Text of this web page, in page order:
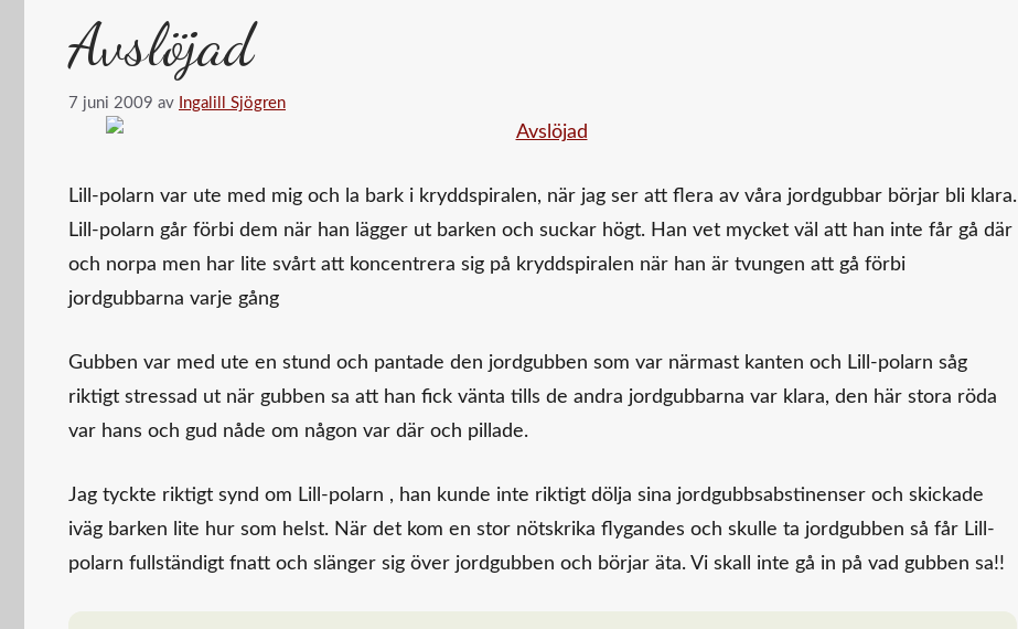
Avslöjad
7 juni 2009 av Ingalill Sjögren
Lill-polarn var ute med mig och la bark i kryddspiralen, när jag ser att flera av våra jordgubbar börjar bli klara.
Lill-polarn går förbi dem när han lägger ut barken och suckar högt. Han vet mycket väl att han inte får gå där
och norpa men har lite svårt att koncentrera sig på kryddspiralen när han är tvungen att gå förbi
jordgubbarna varje gång
Gubben var med ute en stund och pantade den jordgubben som var närmast kanten och Lill-polarn såg
riktigt stressad ut när gubben sa att han fick vänta tills de andra jordgubbarna var klara, den här stora röda
var hans och gud nåde om någon var där och pillade.
Jag tyckte riktigt synd om Lill-polarn , han kunde inte riktigt dölja sina jordgubbsabstinenser och skickade
iväg barken lite hur som helst. När det kom en stor nötskrika flygandes och skulle ta jordgubben så får Lill-
polarn fullständigt fnatt och slänger sig över jordgubben och börjar äta. Vi skall inte gå in på vad gubben sa!!